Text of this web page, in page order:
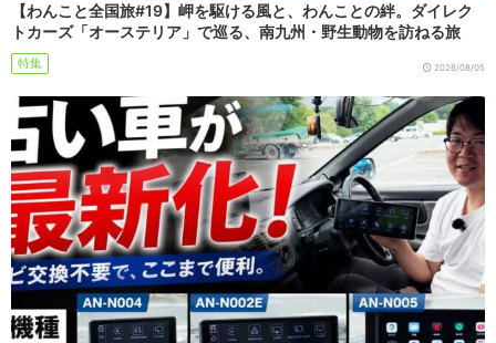
【わんこと全国旅#19】岬を駆ける風と、わんことの絆。ダイレク
トカーズ「オーステリア」で巡る、南九州・野生動物を訪ねる旅
特集 2026/08/05